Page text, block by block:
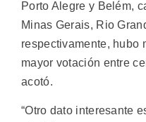
Porto Alegre y Belém,
Minas Gerais, Rio
respectivamente, hubo
mayor votación entre
acotó.
“Otro dato interesante